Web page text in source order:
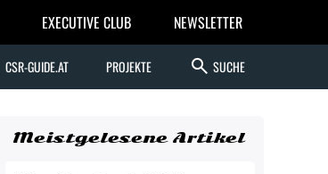
EXECUTIVE CLUB NEWSLETTER
CSR-GUIDE.AT PROJEKTE search SUCHE
Meistgelesene Artikel